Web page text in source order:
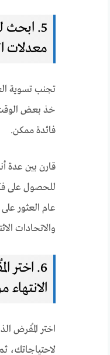
5.
معدلات
تجنب تسوية
خذ بعض
فائدة ممكن.
قارن بين عدة
للحصول على
عام العثور
والاتحادات
6. اختر
الانتهاء
اختر
لاحتياجاتك،